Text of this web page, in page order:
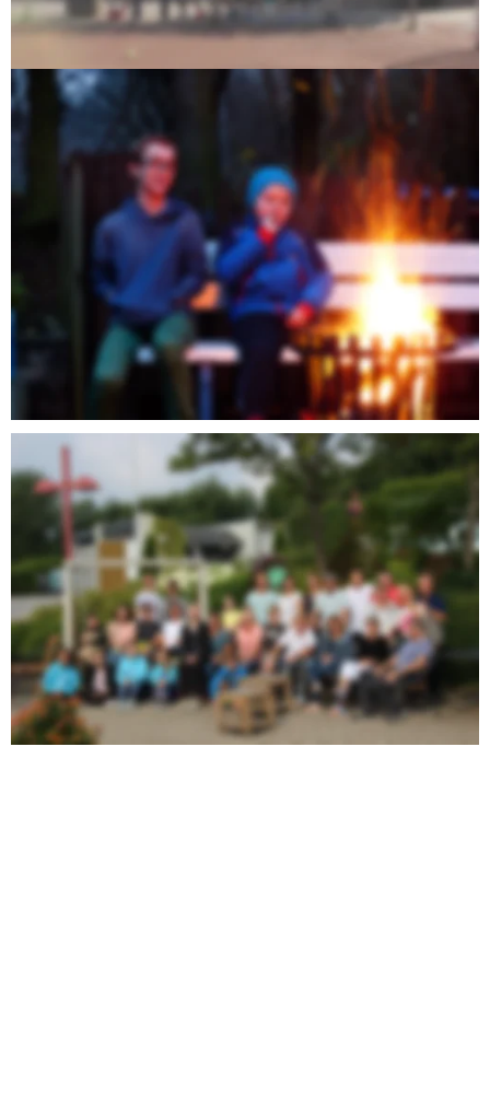
Sonnenterrasse oder zum Montags-Grillen im Barbecue-Bereich
neben dem Kinderspielplatz.
Doch auch das aktive Clubleben pulsiert bei Blau-Weiß.
Zusammenhalt wird groß geschrieben, sei es bei
Meisterschaftsspielen der Mannschaften, beim Frühjahrs- oder
Herbstputz oder auch bei gemeinsamen Kulturveranstaltungen.
Durch das regelmäßige Zusammenkommen der Clubmitglieder
sind in der vergangenen Zeit viele Freundschaften entstanden,
die weit über den Tennissport hinweg bestand haben. Dieses
Gefühl der Zusammengehörigkeit ist in allen Generationen der
Clubgemeinschaft vertreten. Daher ist bei Blau-Weiß jeder
willkommen, denn nette Menschen findet man immer! Einfach
mal vorbeikommen und das „Emscherstraßenfeeling“